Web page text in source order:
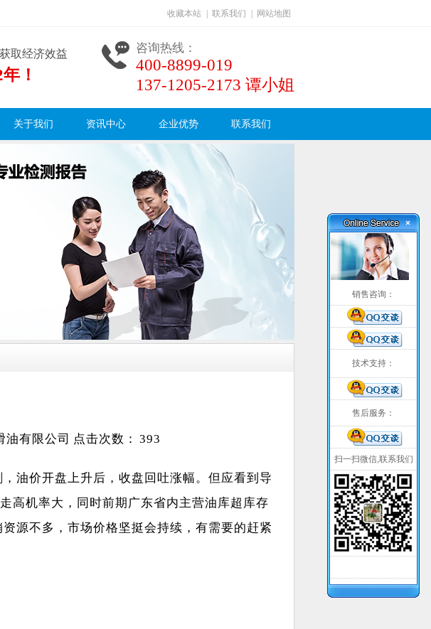
收藏本站 联系我们 网站地图
取经济效益
！
咨询热线：
400-8899-019
137-1205-2173 谭小姐
关于我们 资讯中心 企业优势 联系我们
有限公司 点击次数： 393
油价开盘上升后，收盘回吐涨幅。但应看到导
高机率大，同时前期广东省内主营油库超库存
资源不多，市场价格坚挺会持续，有需要的赶紧
×
销售咨询：
技术支持：
售后服务：
扫一扫微信,联系我们